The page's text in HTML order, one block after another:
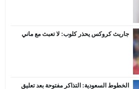
جاريث كروكس يحذر كلوب: لا تعبث مع ماني
الخطوط السعودية: التذاكر مفتوحة بعد تعليق